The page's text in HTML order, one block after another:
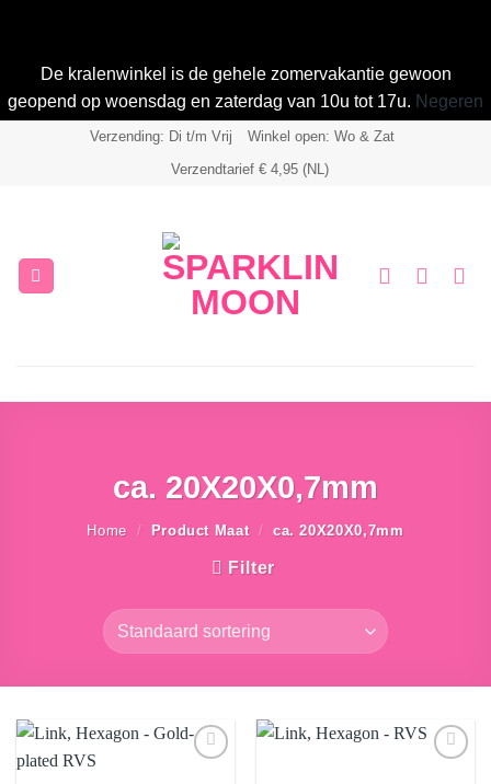
De kralenwinkel is de gehele zomervakantie gewoon
geopend op woensdag en zaterdag van 10u tot 17u. Negeren
Verzending: Di t/m Vrij
Winkel open: Wo & Zat
Verzendtarief € 4,95 (NL)
ca. 20X20X0,7mm
Home / Product Maat / ca. 20X20X0,7mm
Filter